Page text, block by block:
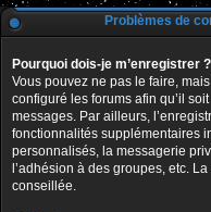
Problèmes de
Pourquoi dois-je m’enregistrer ?
Vous pouvez ne pas le faire,
configuré les forums afin qu’il
messages. Par ailleurs,
fonctionnalités supplémentaires
personnalisés, la messagerie
l’adhésion à des groupes, etc.
conseillée.